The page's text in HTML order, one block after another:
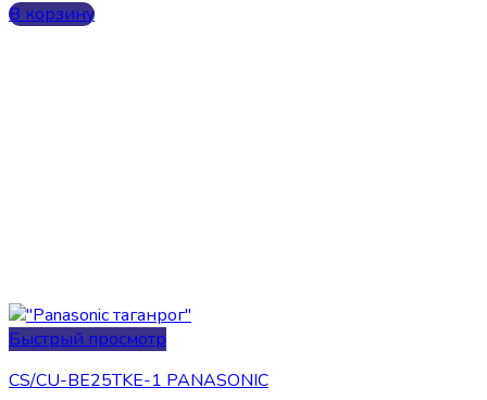
В корзину
Быстрый просмотр
CS/CU-BE25TKE-1 PANASONIC